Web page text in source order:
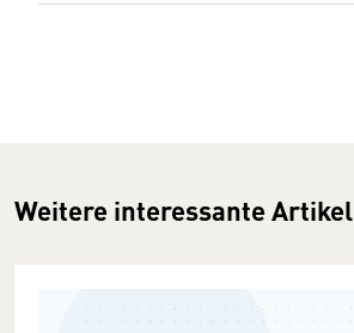
Weitere interessante Artikel